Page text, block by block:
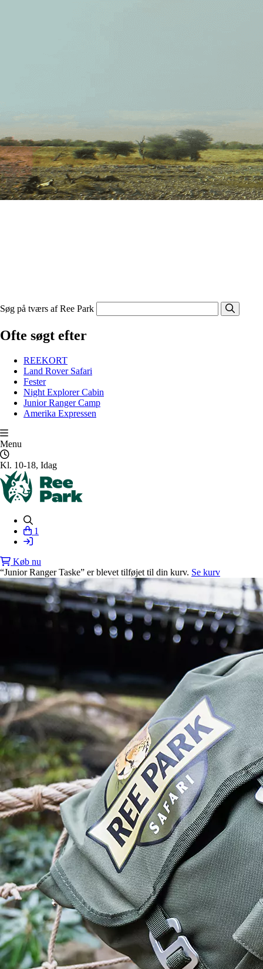
Søg på tværs af Ree Park
Ofte søgt efter
REEKORT
Land Rover Safari
Fester
Night Explorer Cabin
Junior Ranger Camp
Amerika Expressen
Menu
Kl. 10-18, Idag
1
Køb nu
“Junior Ranger Taske” er blevet tilføjet til din kurv. Se kurv